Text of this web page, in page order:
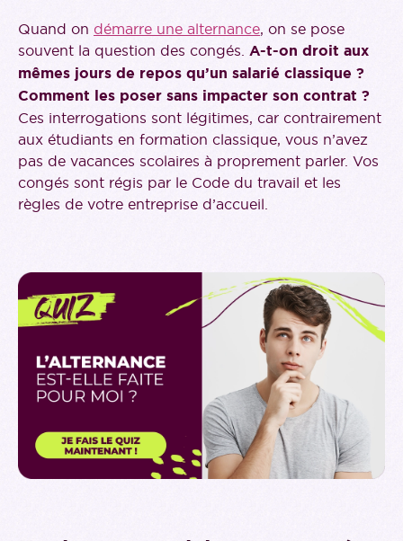
Quand on démarre une alternance, on se pose
souvent la question des congés. A-t-on droit aux
mêmes jours de repos qu’un salarié classique ?
Comment les poser sans impacter son contrat ?
Ces interrogations sont légitimes, car contrairement
aux étudiants en formation classique, vous n’avez
pas de vacances scolaires à proprement parler. Vos
congés sont régis par le Code du travail et les
règles de votre entreprise d’accueil.